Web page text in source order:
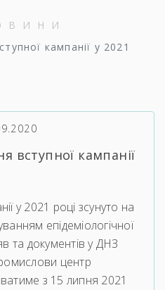
кампанії у 2021
вступної кампанії
у 2021 році зсунуто на
епідеміологічної
та документів у ДНЗ
центр
з 15 липня 2021